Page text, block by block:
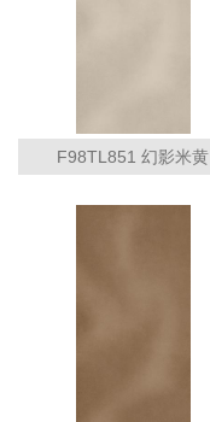
F98TL851 幻影米黄